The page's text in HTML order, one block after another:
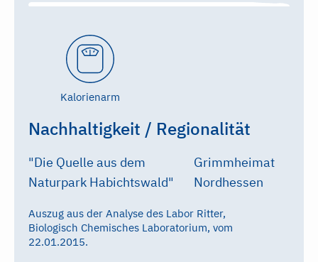
Kalorienarm
Nachhaltigkeit / Regionalität
"Die Quelle aus dem
Naturpark Habichtswald"
Grimmheimat
Nordhessen
Auszug aus der Analyse des Labor Ritter,
Biologisch Chemisches Laboratorium, vom
22.01.2015.